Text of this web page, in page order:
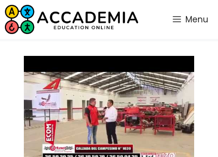
Saltar
al
contenido
Menu